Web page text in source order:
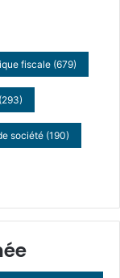
fiscale (679)
(293)
société (190)